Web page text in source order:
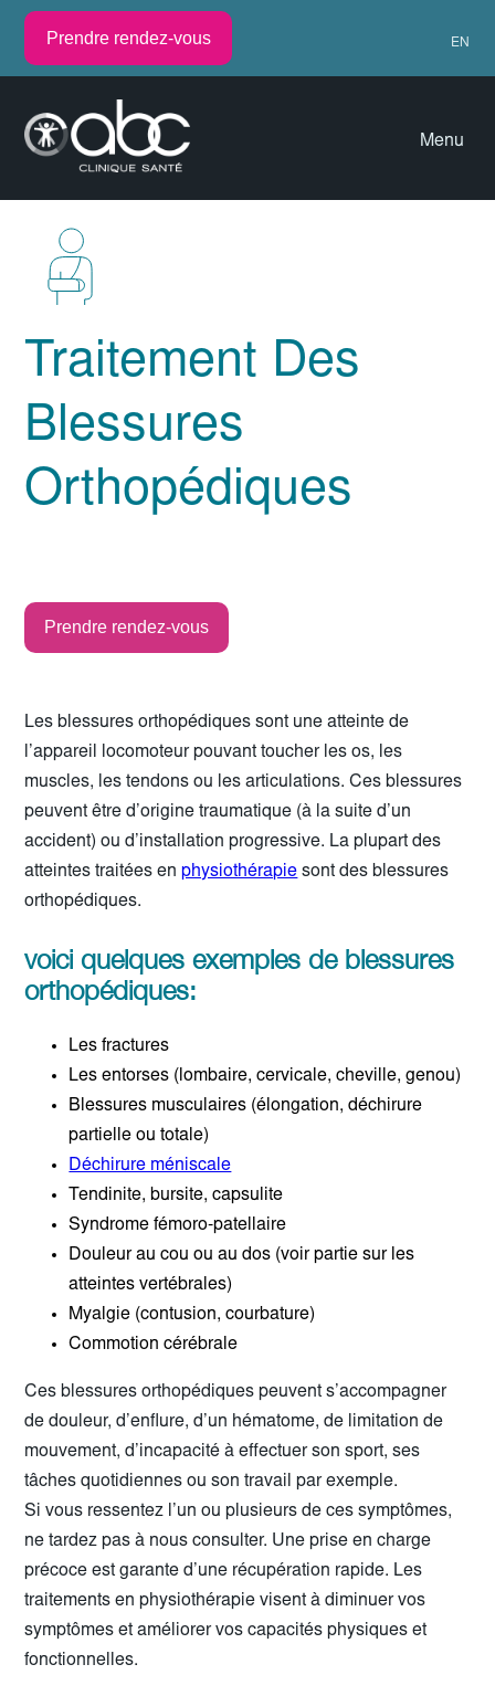
Prendre rendez-vous EN
Menu
Traitement Des
Blessures
Orthopédiques
Prendre rendez-vous
Les blessures orthopédiques sont une atteinte de
l’appareil locomoteur pouvant toucher les os, les
muscles, les tendons ou les articulations. Ces blessures
peuvent être d’origine traumatique (à la suite d’un
accident) ou d’installation progressive. La plupart des
atteintes traitées enphysiothérapie sont des blessures
orthopédiques.
voici quelques exemples de blessures
orthopédiques:
Les fractures
Les entorses (lombaire, cervicale, cheville, genou)
Blessures musculaires (élongation, déchirure
partielle ou totale)
Déchirure méniscale
Tendinite, bursite, capsulite
Syndrome fémoro-patellaire
Douleur au cou ou au dos (voir partie sur les
atteintes vertébrales)
Myalgie (contusion, courbature)
Commotion cérébrale
Ces blessures orthopédiques peuvent s’accompagner
de douleur, d’enflure, d’un hématome, de limitation de
mouvement, d’incapacité à effectuer son sport, ses
tâches quotidiennes ou son travail par exemple.
Si vous ressentez l’un ou plusieurs de ces symptômes,
ne tardez pas à nous consulter. Une prise en charge
précoce est garante d’une récupération rapide. Les
traitements en physiothérapie visent à diminuer vos
symptômes et améliorer vos capacités physiques et
fonctionnelles.